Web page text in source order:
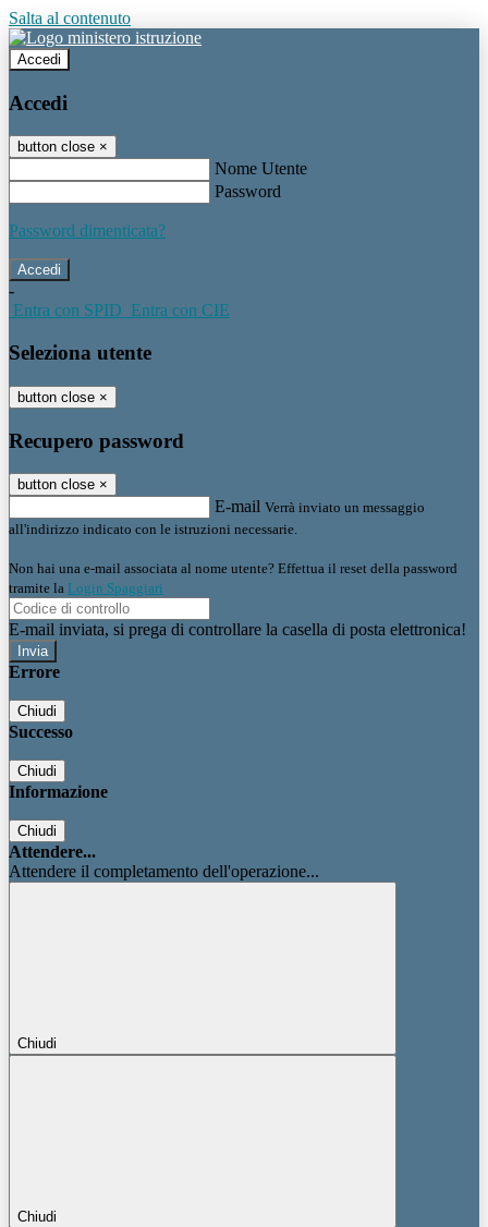
Salta al contenuto
Accedi
Accedi
button close ×
Nome Utente
Password
Password dimenticata?
-
Entra con SPID Entra con CIE
Seleziona utente
button close ×
Recupero password
button close ×
E-mail Verrà inviato un messaggio
all'indirizzo indicato con le istruzioni necessarie.
Non hai una e-mail associata al nome utente? Effettua il reset della password
tramite la Login Spaggiari
E-mail inviata, si prega di controllare la casella di posta elettronica!
Errore
Chiudi
Successo
Chiudi
Informazione
Chiudi
Attendere...
Attendere il completamento dell'operazione...
Chiudi
Chiudi